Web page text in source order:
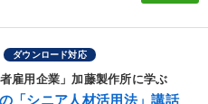
ダウンロード対応
雇用企業」加藤製作所に学ぶ
「シニア人材活用法」講話